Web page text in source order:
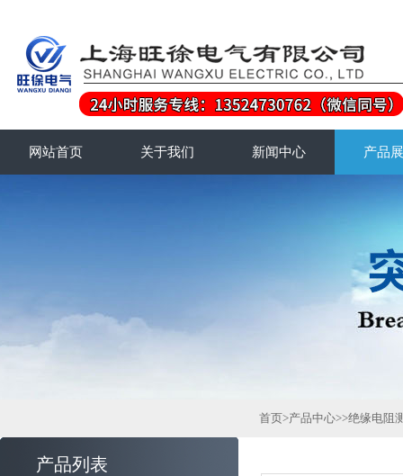
网站首页 关于我们 新闻中心 产品
产品列表
首页>产品中心>>绝缘电阻